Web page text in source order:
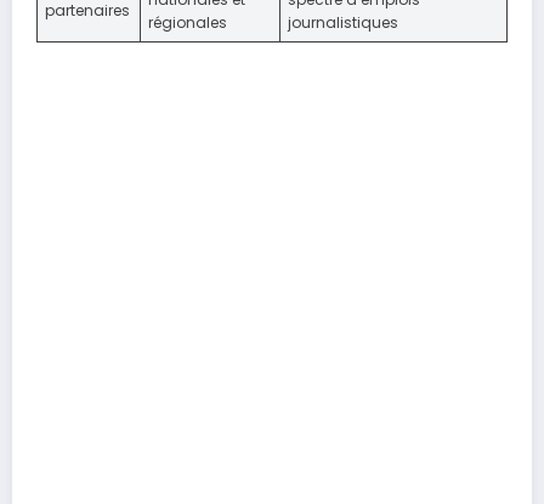
partenaires
régionales
journalistiques